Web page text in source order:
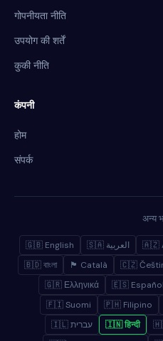
गोपनीयता नीति
उपयोग की शर्तें
कुकी नीति
कंपनी
होम
संपर्क
अन्य
🇬🇧 English 🇸🇦 العربية 🇦🇿
🇧🇩 বাংলা
🏴 Català 🇨🇿
🇬🇷 Ελληνικά
🇪🇸 Español
🇫🇮 Suomi
🇵🇭 Filipino
🇮🇱 עברית
🇮🇳 हिन्दी